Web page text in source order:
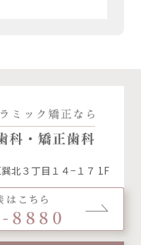
北３丁目１４−１７ 1F